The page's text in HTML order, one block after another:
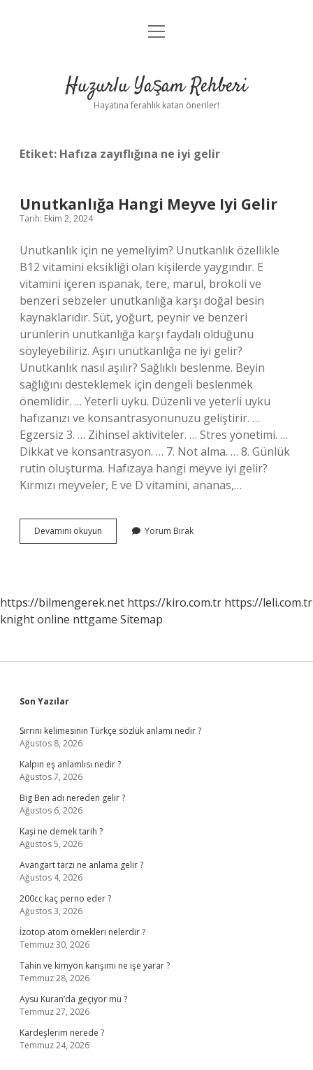
Anasayfa
Yasal Uyarı
menüyü
Huzurlu Yaşam Rehberi
Hayatına ferahlık katan öneriler!
Etiket: Hafıza zayıflığına ne iyi gelir
Unutkanlığa Hangi Meyve Iyi Gelir
Tarih: Ekim 2, 2024
Unutkanlık için ne yemeliyim? Unutkanlık özellikle
B12 vitamini eksikliği olan kişilerde yaygındır. E
vitamini içeren ıspanak, tere, marul, brokoli ve
benzeri sebzeler unutkanlığa karşı doğal besin
kaynaklarıdır. Süt, yoğurt, peynir ve benzeri
ürünlerin unutkanlığa karşı faydalı olduğunu
söyleyebiliriz. Aşırı unutkanlığa ne iyi gelir?
Unutkanlık nasıl aşılır? Sağlıklı beslenme. Beyin
sağlığını desteklemek için dengeli beslenmek
önemlidir. … Yeterli uyku. Düzenli ve yeterli uyku
hafızanızı ve konsantrasyonunuzu geliştirir. …
Egzersiz 3. … Zihinsel aktiviteler. … Stres yönetimi. …
Dikkat ve konsantrasyon. … 7. Not alma. … 8. Günlük
rutin oluşturma. Hafızaya hangi meyve iyi gelir?
Kırmızı meyveler, E ve D vitamini, ananas,…
Devamını okuyun Unutkanlığa
Hangi
Yorum Bırak
https://bilmengerek.net https://kiro.com.tr https://leli.com.tr
knight online nttgame Sitemap
Sidebar
Son Yazılar
Sırrını kelimesinin Türkçe sözlük anlamı nedir ?
Ağustos 8, 2026
Kalpın eş anlamlısı nedir ?
Ağustos 7, 2026
Big Ben adı nereden gelir ?
Ağustos 6, 2026
Kaşi ne demek tarih ?
Ağustos 5, 2026
Avangart tarzı ne anlama gelir ?
Ağustos 4, 2026
200cc kaç perno eder ?
Ağustos 3, 2026
İzotop atom örnekleri nelerdir ?
Temmuz 30, 2026
Tahin ve kimyon karışımı ne işe yarar ?
Temmuz 28, 2026
Aysu Kuran’da geçiyor mu ?
Temmuz 27, 2026
Kardeşlerim nerede ?
Temmuz 24, 2026